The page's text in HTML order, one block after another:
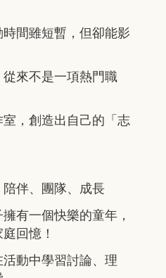
間雖短暫，但卻能影
來不是一項熱門職
，創造出自己的「志
陪伴、團隊、成長
有一個快樂的童年，
回憶！
活動中學習討論、理